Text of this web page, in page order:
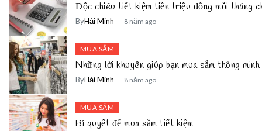
Độc chiêu tiết kiệm tiền triệu đồng mỗi tháng
ByHải Minh 8 năm ago
MUA SẮM
Những lời khuyên giúp bạn mua sắm thông minh
ByHải Minh 8 năm ago
MUA SẮM
Bí quyết để mua sắm tiết kiệm